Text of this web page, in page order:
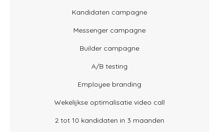
Kandidaten campagne
Messenger campagne
Builder campagne
A/B testing
Employee branding
Wekelijkse optimalisatie video call
2 tot 10 kandidaten in 3 maanden